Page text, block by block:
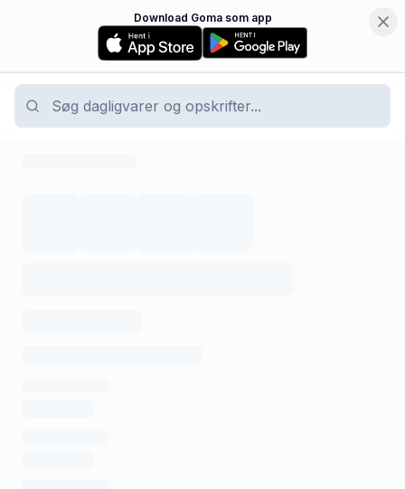
Download Goma som app